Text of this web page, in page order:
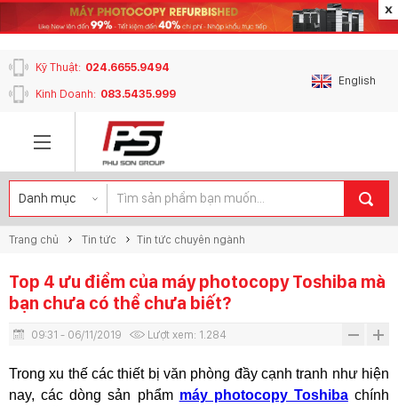
content_copy
English
Kỹ Thuật: 024.6655.9494
Kinh Doanh: 083.5435.999
Trang chủ Tin tức Tin tức chuyên ngành
Top 4 ưu điểm của máy photocopy Toshiba mà
bạn chưa có thể chưa biết?
09:31 - 06/11/2019 Lượt xem: 1.284
Trong xu thế các thiết bị văn phòng đầy cạnh tranh như hiện
nay, các dòng sản phẩm máy photocopy Toshibachính